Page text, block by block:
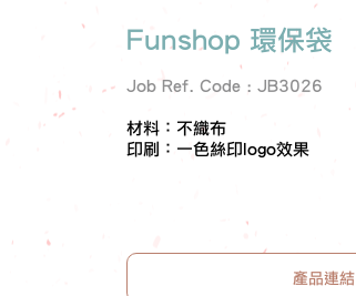
Funshop 環保袋
Job Ref. Code : JB3026
材料：不織布
印刷：一色絲印logo效果
產品連結